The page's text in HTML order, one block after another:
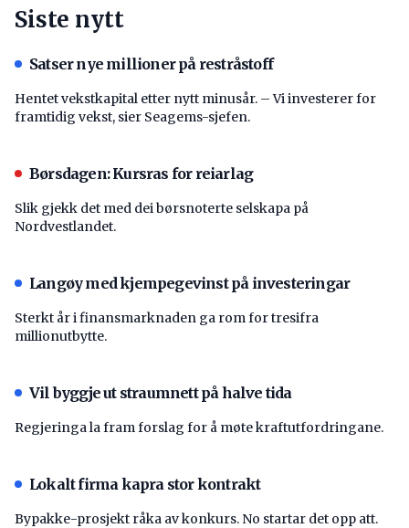
Siste nytt
Satser nye millioner på restråstoff
Hentet vekstkapital etter nytt minusår. – Vi investerer for
framtidig vekst, sier Seagems-sjefen.
Børsdagen: Kursras for reiarlag
Slik gjekk det med dei børsnoterte selskapa på
Nordvestlandet.
Langøy med kjempegevinst på investeringar
Sterkt år i finansmarknaden ga rom for tresifra
millionutbytte.
Vil byggje ut straumnett på halve tida
Regjeringa la fram forslag for å møte kraftutfordringane.
Lokalt firma kapra stor kontrakt
Bypakke-prosjekt råka av konkurs. No startar det opp att.